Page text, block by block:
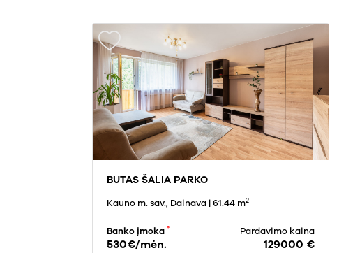
BUTAS ŠALIA PARKO
Kauno m. sav., Dainava | 61.44 m2
Banko įmoka *
530€/mėn.
Pardavimo kaina
129000 €